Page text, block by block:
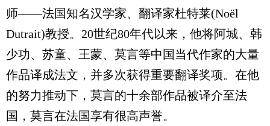
师——法国知名汉学家、翻译家杜特莱(Noël
Dutrait)教授。20世纪80年代以来，他将阿城、韩
少功、苏童、王蒙、莫言等中国当代作家的大量
作品译成法文，并多次获得重要翻译奖项。在他
的努力推动下，莫言的十余部作品被译介至法
国，莫言在法国享有很高声誉。